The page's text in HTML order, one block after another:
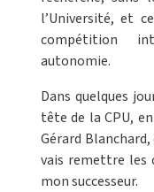
l’Université, et
compétition
autonomie.
Dans quelques
tête de la CPU,
Gérard Blanchard,
vais remettre les
mon successeur.